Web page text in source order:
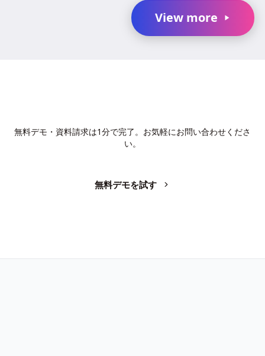
View more
無料デモ・資料請求は1分で完了。お気軽にお問い合わせくださ
い。
無料デモを試す